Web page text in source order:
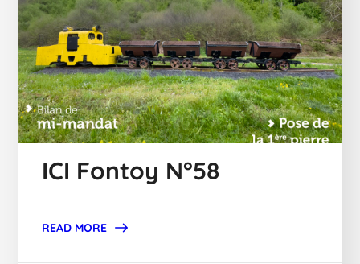
ICI Fontoy N°58
READ MORE